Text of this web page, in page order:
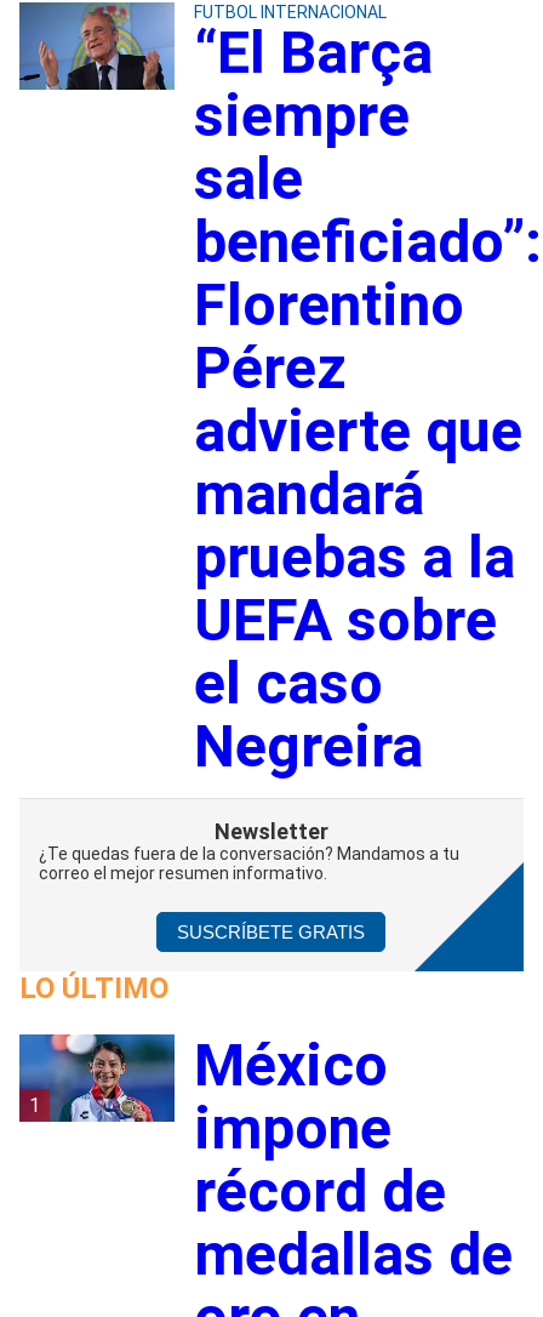
FUTBOL INTERNACIONAL
“El Barça
siempre
sale
beneficiado”:
Florentino
Pérez
advierte que
mandará
pruebas a la
UEFA sobre
el caso
Negreira
Newsletter
¿Te quedas fuera de la conversación? Mandamos a tu
correo el mejor resumen informativo.
SUSCRÍBETE GRATIS
LO ÚLTIMO
1
México
impone
récord de
medallas de